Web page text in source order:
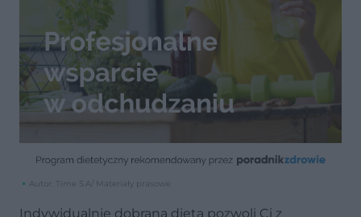
Autor: Time S.A/ Materiały prasowe
Indywidualnie dobrana dieta pozwoli Ci z